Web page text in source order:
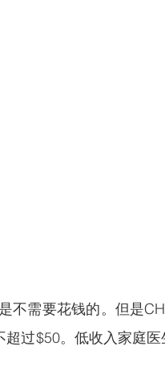
不需要花钱的。但是
过$50。低收入家庭